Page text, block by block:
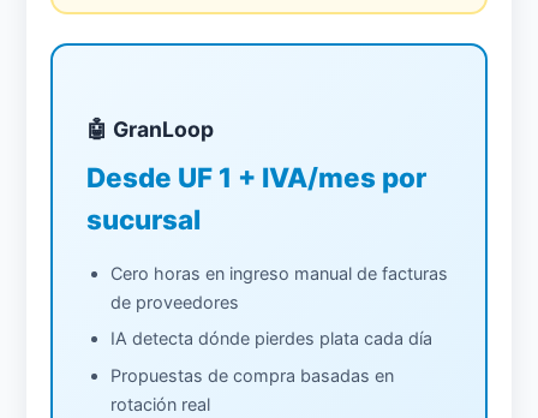
🤖 GranLoop
Desde UF 1 + IVA/mes por
sucursal
Cero horas en ingreso manual de facturas
de proveedores
IA detecta dónde pierdes plata cada día
Propuestas de compra basadas en
rotación real